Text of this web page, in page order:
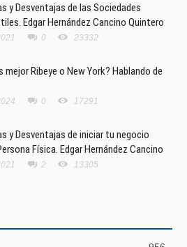
y Desventajas de las Sociedades
Edgar Hernández Cancino Quintero
0 23332
mejor Ribeye o New York? Hablando de
0 17291
y Desventajas de iniciar tu negocio
Física. Edgar Hernández Cancino
2 13305